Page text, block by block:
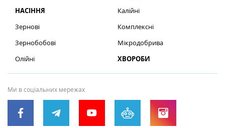
НАСІННЯ
Зернові
Зернобобові
Олійні
Калійні
Комплексні
Мікродобрива
ХВОРОБИ
Ми в соціальних мережах